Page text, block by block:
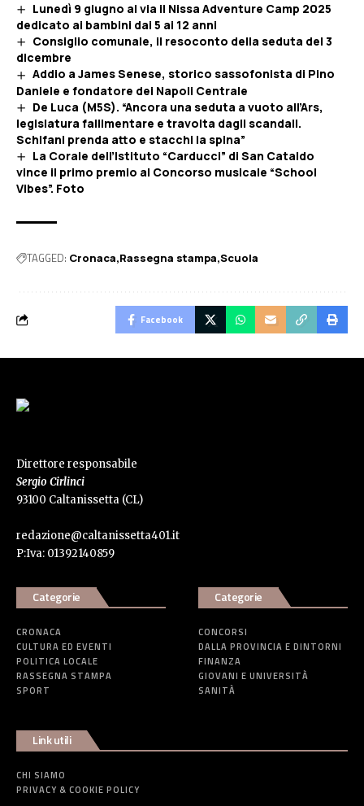
Lunedì 9 giugno al via il Nissa Adventure Camp 2025
dedicato ai bambini dai 5 ai 12 anni
Consiglio comunale, il resoconto della seduta del 3
dicembre
Addio a James Senese, storico sassofonista di Pino
Daniele e fondatore dei Napoli Centrale
De Luca (M5S). “Ancora una seduta a vuoto all’Ars,
legislatura fallimentare e travolta dagli scandali.
Schifani prenda atto e stacchi la spina”
La Corale dell’Istituto “Carducci” di San Cataldo
vince il primo premio al Concorso musicale “School
Vibes”. Foto
TAGGED: Cronaca Rassegna stampa Scuola
Facebook
Direttore responsabile
Sergio Cirlinci
93100 Caltanissetta (CL)
redazione@caltanissetta401.it
P:Iva: 01392140859
Categorie
CRONACA
CULTURA ED EVENTI
POLITICA LOCALE
RASSEGNA STAMPA
SPORT
Categorie
CONCORSI
DALLA PROVINCIA E DINTORNI
FINANZA
GIOVANI E UNIVERSITÀ
SANITÀ
Link utili
CHI SIAMO
PRIVACY & COOKIE POLICY